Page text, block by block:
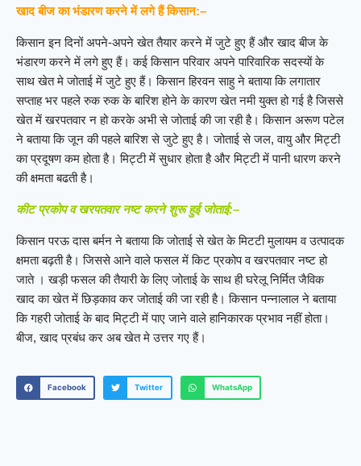
खाद बीज का भंडारण करने में लगे हैं किसान:–
किसान इन दिनों अपने-अपने खेत तैयार करने में जुटे हुए हैं और खाद बीज के
भंडारण करने में लगे हुए हैं। कई किसान परिवार अपने पारिवारिक सदस्यों के
साथ खेत मे जोताई में जुटे हुए हैं। किसान हिरवन साहु ने बताया कि लगातार
सप्ताह भर पहले रुक रुक के बारिश होने के कारण खेत नमी युक्त हो गई है जिससे
खेत में खरपतवार न हो करके अभी से जोताई की जा रही है। किसान अरूण पटेल
ने बताया कि जून की पहले बारिश से जुटे हुए है। जोताई से जल, वायु और मिट्टी
का प्रदूषण कम होता है। मिट्टी में सुधार होता है और मिट्टी में पानी धारण करने
की क्षमता बढती है।
कीट प्रकोप व खरपतवार नष्ट करने शुरू हुई जोताई:–
किसान परऊ दास बर्मन ने बताया कि जोताई से खेत के मिटटी मुलायम व उत्पादक
क्षमता बढ़ती है। जिससे आने वाले फसल में किट प्रकोप व खरपतवार नष्ट हो
जाते । खड़ी फसल की तैयारी के लिए जोताई के साथ ही घरेलू निर्मित जैविक
खाद का खेत में छिड़काव कर जोताई की जा रही है। किसान पन्नालाल ने बताया
कि गहरी जोताई के बाद मिट्टी में पाए जाने वाले हानिकारक प्रभाव नहीं होता।
बीज, खाद प्रबंध कर अब खेत मे उत्तर गए हैं।
Facebook Twitter WhatsApp